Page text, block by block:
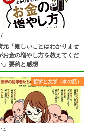
元「難しいことはわかりませ
お金の増やし方を教えてくだ
」要約と感想
哲学と文学（本の話）